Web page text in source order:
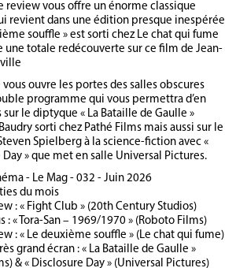
review vous offre un énorme classique
revient dans une édition presque inespérée
souffle » est sorti chez Le chat qui fume
une totale redécouverte sur ce film de Jean-
ouvre les portes des salles obscures
programme qui vous permettra d’en
sur le diptyque « La Bataille de Gaulle »
sorti chez Pathé Films mais aussi sur le
Spielberg à la science-fiction avec «
Day » que met en salle Universal Pictures.
- Le Mag - 032 - Juin 2026
du mois
: « Fight Club » (20th Century Studios)
: « Tora-San – 1969/1970 » (Roboto Films)
: « Le deuxième souffle » (Le chat qui fume)
grand écran : « La Bataille de Gaulle »
& « Disclosure Day » (Universal Pictures)